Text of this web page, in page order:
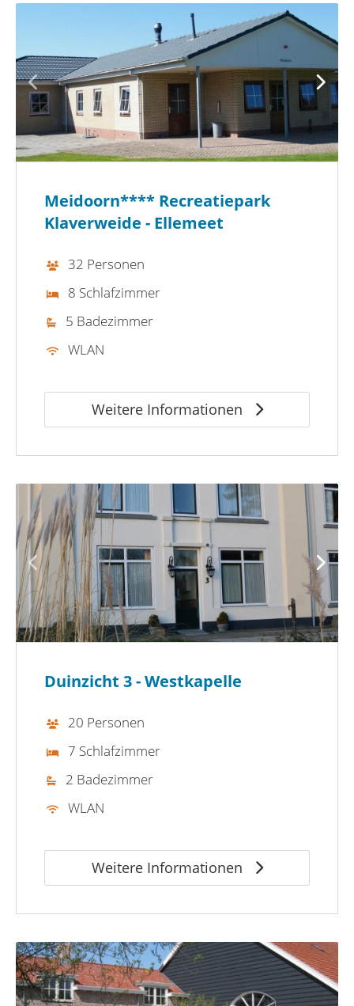
Meidoorn**** Recreatiepark
Klaverweide - Ellemeet
32 Personen
8 Schlafzimmer
5 Badezimmer
WLAN
Weitere Informationen
Duinzicht 3 - Westkapelle
20 Personen
7 Schlafzimmer
2 Badezimmer
WLAN
Weitere Informationen